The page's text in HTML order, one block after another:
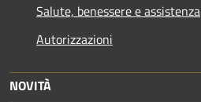
Salute, benessere e assistenza
Autorizzazioni
NOVITÀ